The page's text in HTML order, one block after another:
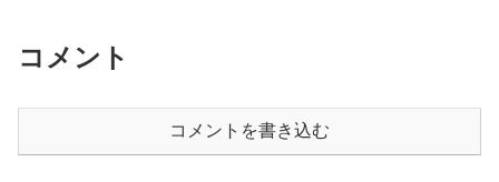
コメント
コメントを書き込む